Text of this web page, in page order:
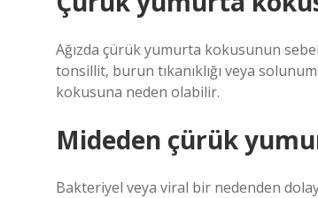
Ağızda çürük yumurta kokusunun
tonsillit, burun tıkanıklığı veya
kokusuna neden olabilir.
Mideden çürük
Bakteriyel veya viral bir nedenden